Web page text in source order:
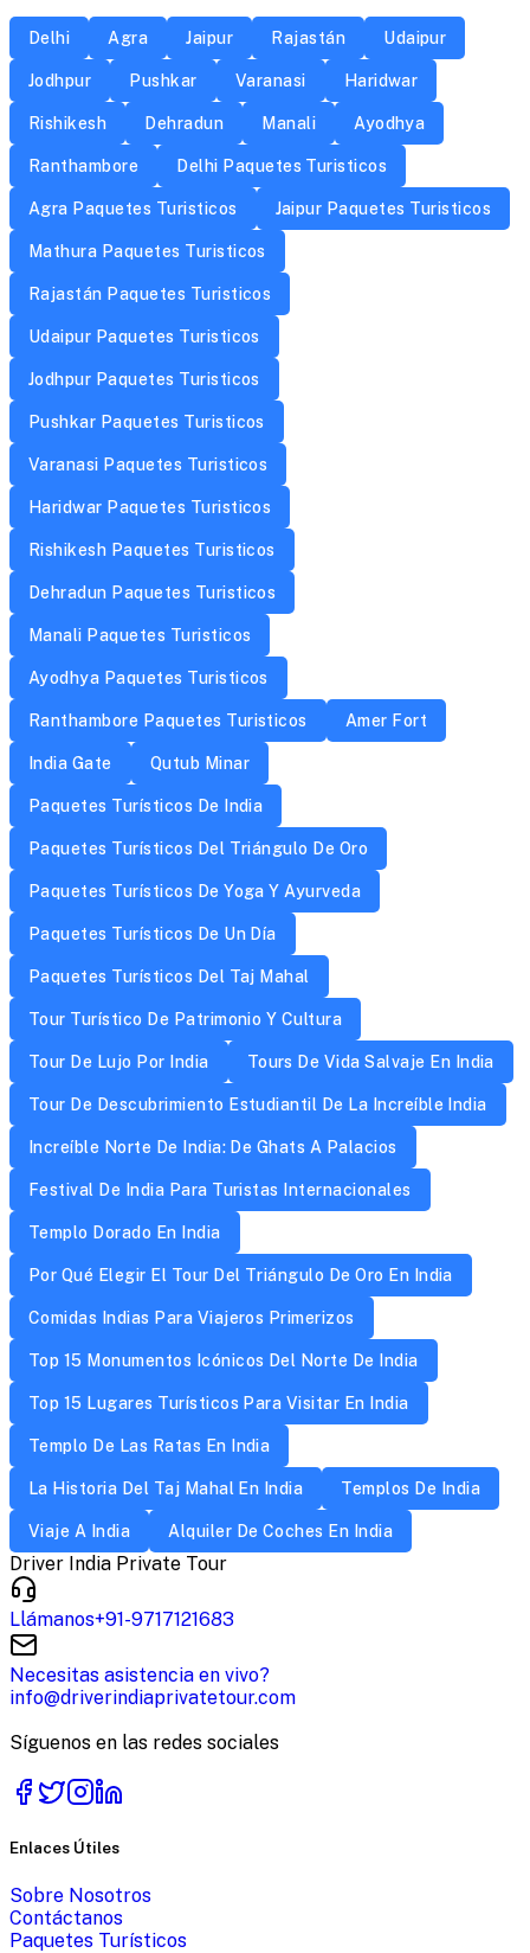
Delhi Agra Jaipur Rajastán Udaipur
Jodhpur Pushkar Varanasi Haridwar
Rishikesh Dehradun Manali Ayodhya
Ranthambore Delhi Paquetes Turisticos
Agra Paquetes Turisticos Jaipur Paquetes Turisticos
Mathura Paquetes Turisticos
Rajastán Paquetes Turisticos
Udaipur Paquetes Turisticos
Jodhpur Paquetes Turisticos
Pushkar Paquetes Turisticos
Varanasi Paquetes Turisticos
Haridwar Paquetes Turisticos
Rishikesh Paquetes Turisticos
Dehradun Paquetes Turisticos
Manali Paquetes Turisticos
Ayodhya Paquetes Turisticos
Ranthambore Paquetes Turisticos Amer Fort
India Gate Qutub Minar
Paquetes Turísticos De India
Paquetes Turísticos Del Triángulo De Oro
Paquetes Turísticos De Yoga Y Ayurveda
Paquetes Turísticos De Un Día
Paquetes Turísticos Del Taj Mahal
Tour Turístico De Patrimonio Y Cultura
Tour De Lujo Por India Tours De Vida Salvaje En India
Tour De Descubrimiento Estudiantil De La Increíble India
Increíble Norte De India: De Ghats A Palacios
Festival De India Para Turistas Internacionales
Templo Dorado En India
Por Qué Elegir El Tour Del Triángulo De Oro En India
Comidas Indias Para Viajeros Primerizos
Top 15 Monumentos Icónicos Del Norte De India
Top 15 Lugares Turísticos Para Visitar En India
Templo De Las Ratas En India
La Historia Del Taj Mahal En India Templos De India
Viaje A India Alquiler De Coches En India
Driver India Private Tour
Llámanos+91-9717121683
Necesitas asistencia en vivo?
info@driverindiaprivatetour.com
Síguenos en las redes sociales
Enlaces Útiles
Sobre Nosotros
Contáctanos
Paquetes Turísticos